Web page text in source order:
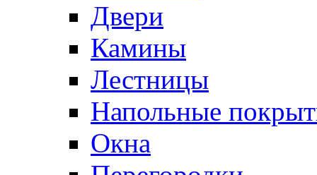
Двери
Камины
Лестницы
Напольные
Окна